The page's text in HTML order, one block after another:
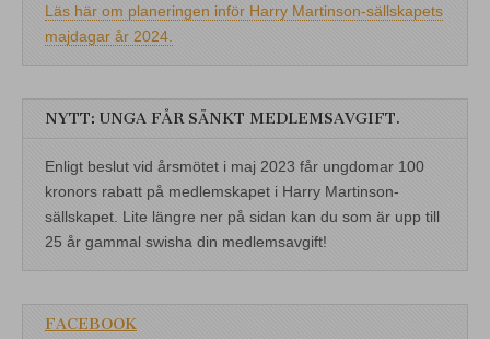
Läs här om planeringen inför Harry Martinson-sällskapets
majdagar år 2024.
NYTT: UNGA FÅR SÄNKT MEDLEMSAVGIFT.
Enligt beslut vid årsmötet i maj 2023 får ungdomar 100
kronors rabatt på medlemskapet i Harry Martinson-
sällskapet. Lite längre ner på sidan kan du som är upp till
25 år gammal swisha din medlemsavgift!
FACEBOOK